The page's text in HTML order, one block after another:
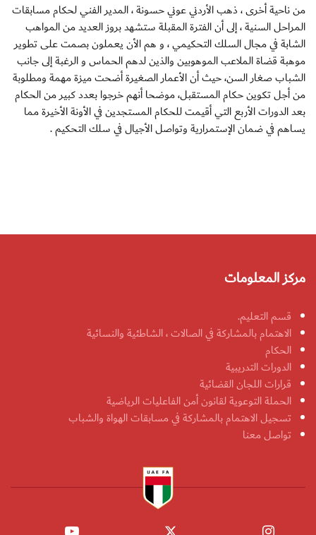
من ناحية أخرى ، ذهب الأردني عوني حسونة ، المدير الفني لحكام مسابقات
المراحل السنية ، إلى أن الفترة المقبلة ستشهد بروز العديد من المواهب
الشابة في مجال السلك التحكيمي ، و هم الأن يعملون بصمت على تطوير
موهبة قضاة الملاعب الموهوبين والذين لدهم الحماس و الرغبة إلى جانب
الشباب صغار السن، حيث أن الأعمار الصغيرة أضحت ميزة مهمة ومطلوبة
من أجل تكوين حكام المستقبل، موضحا أنهم خرجوا بعدد كبير من الحكام
بعد الدورات الأربع التي أقيمت للحكام المستجدين في الأونة الأخيرة مما
يساهم في ضمان الإستمرارية وتواصل الأجيال في سلك التحكيم .
مركز المعلومات
قسم التعليم.
الاهتمام بالمشاركة في الصالات ، الشاطئية والنسائية
الحكام
الدورات التدريبية
قرارات اللجان القضائية
الحملة التوعوية لقانون أمن الفاعليات الرياضية
تسجيل الاهتمام بالمشاركة في مسابقات الهواة والشباب
تواصل معنا